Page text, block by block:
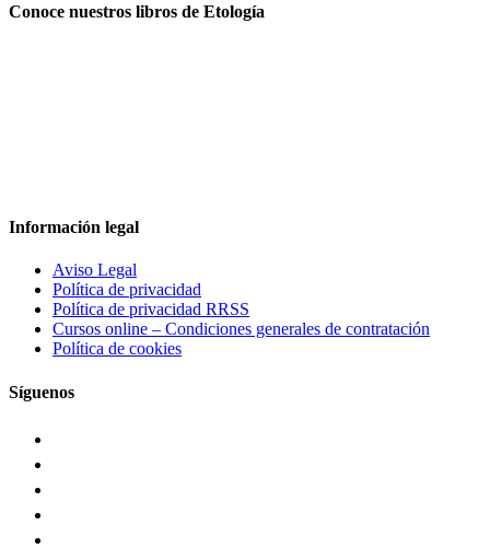
Conoce nuestros libros de Etología
Información legal
Aviso Legal
Política de privacidad
Política de privacidad RRSS
Cursos online – Condiciones generales de contratación
Política de cookies
Síguenos